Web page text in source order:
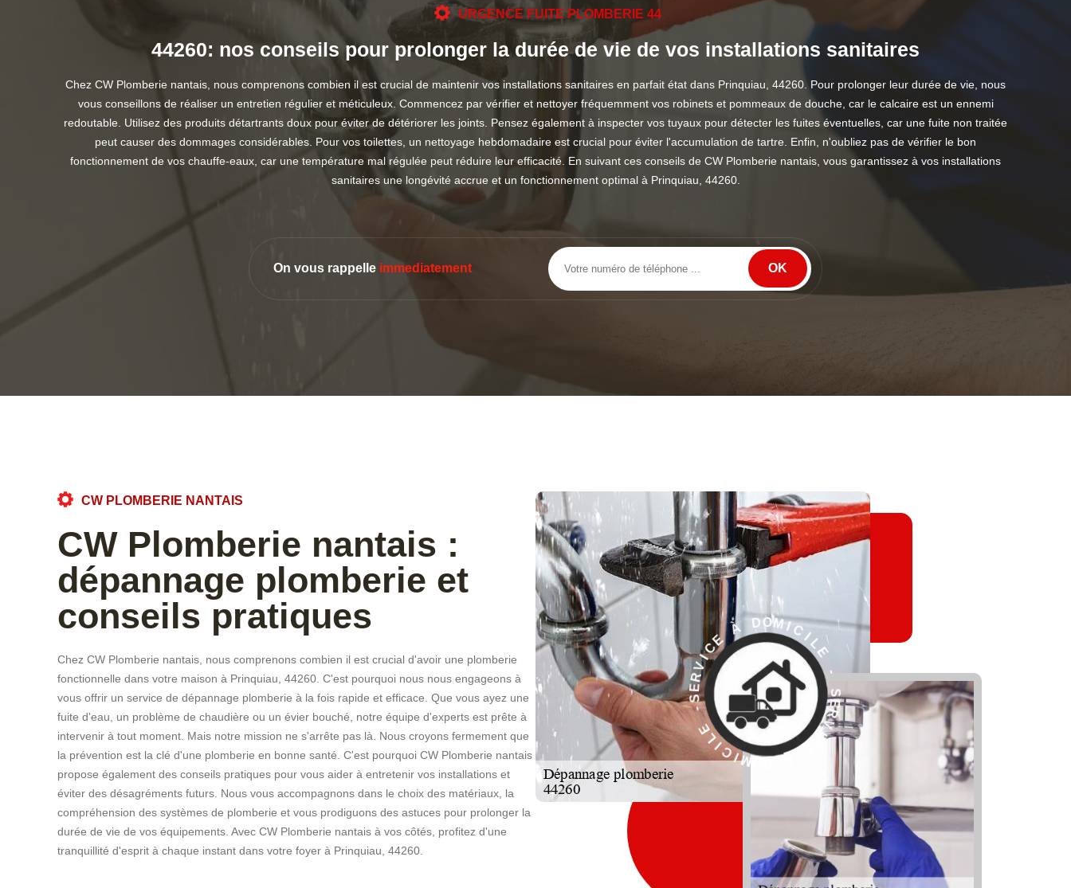
URGENCE FUITE PLOMBERIE 44
44260: nos conseils pour prolonger la durée de vie de vos installations sanitaires
Chez CW Plomberie nantais, nous comprenons combien il est crucial de maintenir vos installations sanitaires en parfait état dans Prinquiau, 44260. Pour prolonger leur durée de vie, nous
vous conseillons de réaliser un entretien régulier et méticuleux. Commencez par vérifier et nettoyer fréquemment vos robinets et pommeaux de douche, car le calcaire est un ennemi
redoutable. Utilisez des produits détartrants doux pour éviter de détériorer les joints. Pensez également à inspecter vos tuyaux pour détecter les fuites éventuelles, car une fuite non traitée
peut causer des dommages considérables. Pour vos toilettes, un nettoyage hebdomadaire est crucial pour éviter l'accumulation de tartre. Enfin, n'oubliez pas de vérifier le bon
fonctionnement de vos chauffe-eaux, car une température mal régulée peut réduire leur efficacité. En suivant ces conseils de CW Plomberie nantais, vous garantissez à vos installations
sanitaires une longévité accrue et un fonctionnement optimal à Prinquiau, 44260.
On vous rappelle immediatement
CW PLOMBERIE NANTAIS
CW Plomberie nantais :
dépannage plomberie et
conseils pratiques
Chez CW Plomberie nantais, nous comprenons combien il est crucial d'avoir une plomberie
fonctionnelle dans votre maison à Prinquiau, 44260. C'est pourquoi nous nous engageons à
vous offrir un service de dépannage plomberie à la fois rapide et efficace. Que vous ayez une
fuite d'eau, un problème de chaudière ou un évier bouché, notre équipe d'experts est prête à
intervenir à tout moment. Mais notre mission ne s'arrête pas là. Nous croyons fermement que
la prévention est la clé d'une plomberie en bonne santé. C'est pourquoi CW Plomberie nantais
propose également des conseils pratiques pour vous aider à entretenir vos installations et
éviter des désagréments futurs. Nous vous accompagnons dans le choix des matériaux, la
compréhension des systèmes de plomberie et vous prodiguons des astuces pour prolonger la
durée de vie de vos équipements. Avec CW Plomberie nantais à vos côtés, profitez d'une
tranquillité d'esprit à chaque instant dans votre foyer à Prinquiau, 44260.
S
E
R
V
I
C
E
À
D
OMIC LE -
SE
R
V
I
E
À
D
O
M
C
E
-